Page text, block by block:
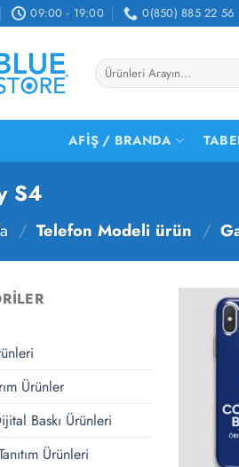
09:00 - 19:00 0(850) 885 22 56
Ara:
AFIŞ / BRANDA
S4
/ Telefon Modeli ürün /
Ürünler
Baskı Ürünleri
Ürünleri